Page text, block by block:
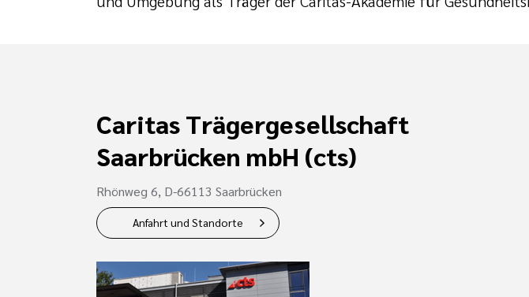
Caritas Trägergesellschaft
Saarbrücken mbH (cts)
Rhönweg 6, D-66113 Saarbrücken
Anfahrt und Standorte